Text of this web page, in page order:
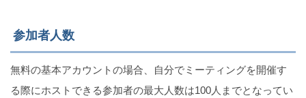
参加者人数
無料の基本アカウントの場合、自分でミーティングを開催す
る際にホストできる参加者の最大人数は100人までとなってい